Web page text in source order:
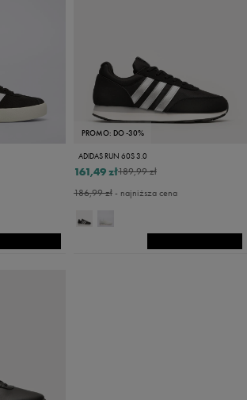
PROMO: DO -30%
ADIDAS RUN 60S 3.0
189,99 zł
161,49 zł
186,99 zł- najniższa cena